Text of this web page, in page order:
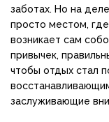
заботах. Но на
просто местом,
возникает сам
привычек,
чтобы отдых стал
заслуживающие